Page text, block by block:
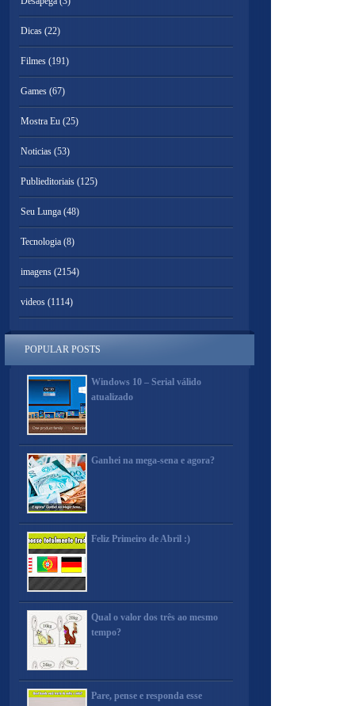
Dicas (22)
Filmes (191)
Games (67)
Mostra Eu (25)
Noticias (53)
Publieditoriais (125)
Seu Lunga (48)
Tecnologia (8)
imagens (2154)
videos (1114)
POPULAR POSTS
Windows 10 – Serial válido
atualizado
Ganhei na mega-sena e agora?
Feliz Primeiro de Abril :)
Qual o valor dos três ao mesmo
tempo?
Pare, pense e responda esse